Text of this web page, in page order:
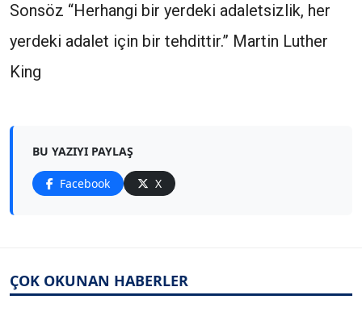
Sonsöz “Herhangi bir yerdeki adaletsizlik, her
yerdeki adalet için bir tehdittir.” Martin Luther
King
BU YAZIYI PAYLAŞ
Facebook X
ÇOK OKUNAN HABERLER